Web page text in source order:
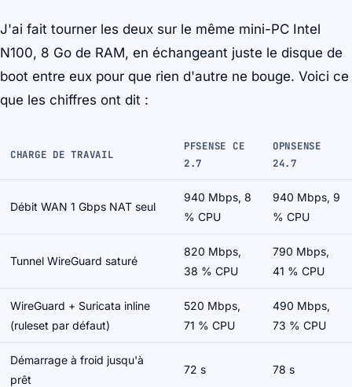
J'ai fait tourner les deux sur le même mini-PC Intel
N100, 8 Go de RAM, en échangeant juste le disque de
boot entre eux pour que rien d'autre ne bouge. Voici ce
que les chiffres ont dit :
CHARGE DE TRAVAIL
PFSENSE CE
2.7
OPNSENSE
24.7
Débit WAN 1 Gbps NAT seul
940 Mbps, 8
% CPU
940 Mbps, 9
% CPU
Tunnel WireGuard saturé
820 Mbps,
38 % CPU
790 Mbps,
41 % CPU
WireGuard + Suricata inline
(ruleset par défaut)
520 Mbps,
71 % CPU
490 Mbps,
73 % CPU
Démarrage à froid jusqu'à
prêt
72 s 78 s